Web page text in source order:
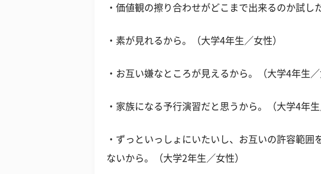
・価値観の擦り合わせがどこまで出来るのか試し
・素が見れるから。（大学4年生／女性）
・お互い嫌なところが見えるから。（大学4年生／
・家族になる予行演習だと思うから。（大学4年
・ずっといっしょにいたいし、お互いの許容範囲
ないから。（大学2年生／女性）